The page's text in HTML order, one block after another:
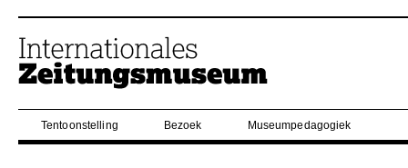
Tentoonstelling Bezoek Museumpedagogiek